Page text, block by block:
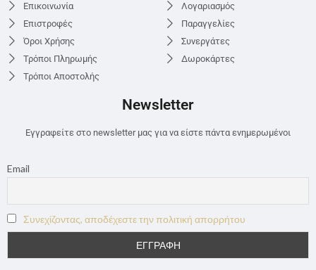
Επικοινωνία
Επιστροφές
Όροι Χρήσης
Τρόποι Πληρωμής
Τρόποι Αποστολής
Λογαριασμός
Παραγγελίες
Συνεργάτες
Δωροκάρτες
Newsletter
Εγγραφείτε στο newsletter μας για να είστε πάντα ενημερωμένοι
Email
Συνεχίζοντας, αποδέχεστε την πολιτική απορρήτου